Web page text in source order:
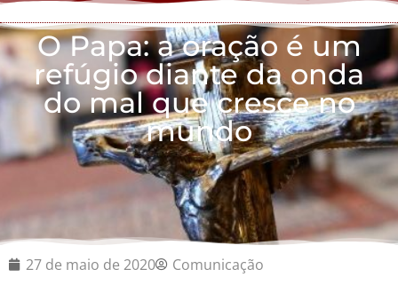
O Papa: a oração é um
refúgio diante da onda
do mal que cresce no
mundo
27 de maio de 2020 Comunicação